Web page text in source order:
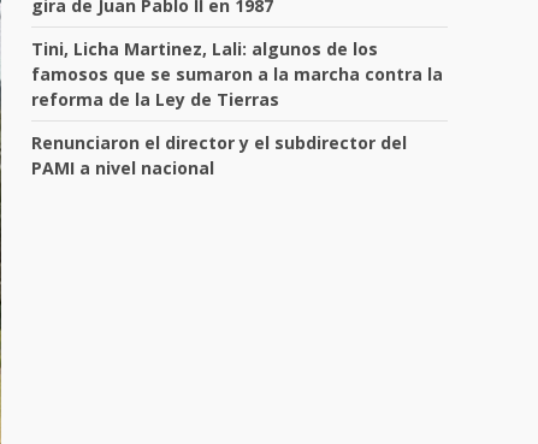
gira de Juan Pablo II en 1987
Tini, Licha Martinez, Lali: algunos de los
famosos que se sumaron a la marcha contra la
reforma de la Ley de Tierras
Renunciaron el director y el subdirector del
PAMI a nivel nacional